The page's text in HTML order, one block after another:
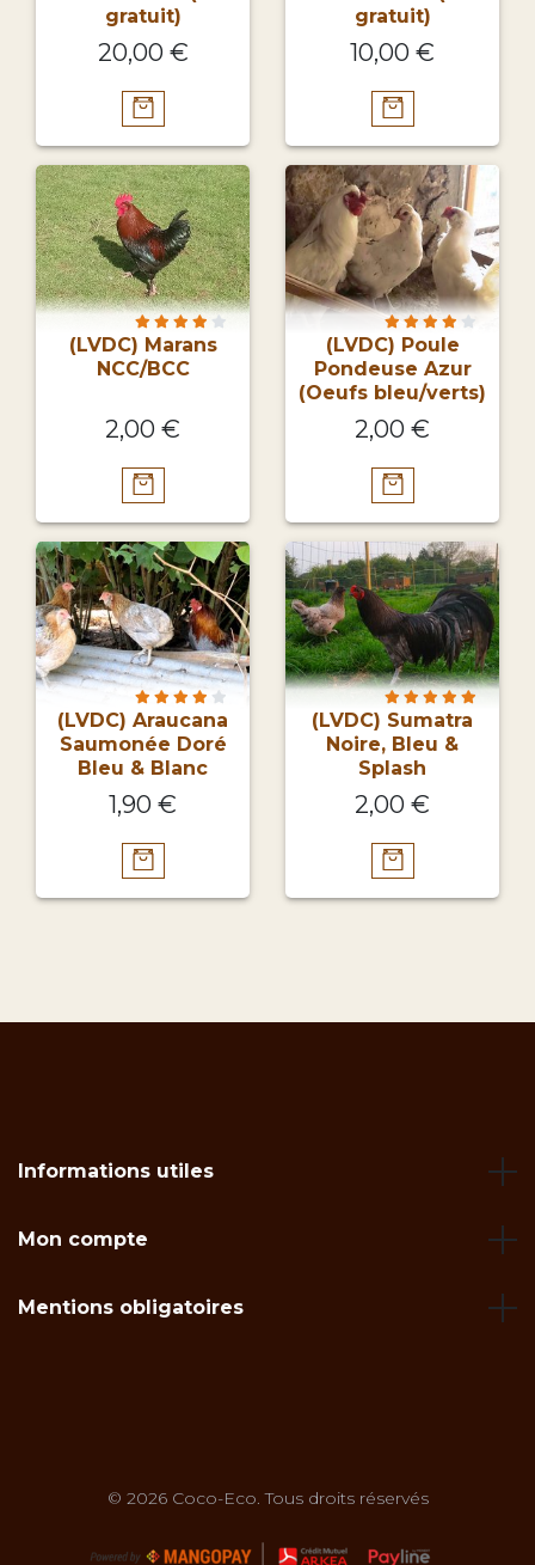
gratuit)
20,00 €
gratuit)
10,00 €
(LVDC) Marans
NCC/BCC
2,00 €
(LVDC) Poule
Pondeuse Azur
(Oeufs bleu/verts)
2,00 €
(LVDC) Araucana
Saumonée Doré
Bleu & Blanc
1,90 €
(LVDC) Sumatra
Noire, Bleu &
Splash
2,00 €
Informations utiles
Mon compte
Mentions obligatoires
© 2026 Coco-Eco. Tous droits réservés